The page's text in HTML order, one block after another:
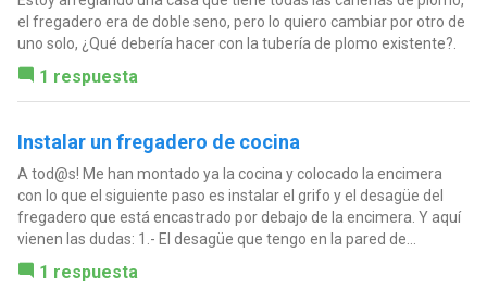
el fregadero era de doble seno, pero lo quiero cambiar por otro de
uno solo, ¿Qué debería hacer con la tubería de plomo existente?.
1 respuesta
Instalar un fregadero de cocina
A tod@s! Me han montado ya la cocina y colocado la encimera
con lo que el siguiente paso es instalar el grifo y el desagüe del
fregadero que está encastrado por debajo de la encimera. Y aquí
vienen las dudas: 1.- El desagüe que tengo en la pared de...
1 respuesta